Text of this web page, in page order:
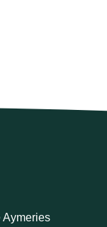
Aymeries